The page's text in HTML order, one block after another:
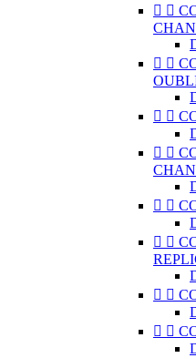
 
 
 
 
 
 
 
 